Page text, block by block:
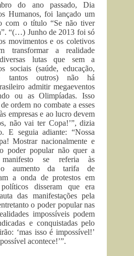
do ano passado, Dia
Humanos, foi lançado um
com o título “Se não tiver
“(…) Junho de 2013 foi só
movimentos e os coletivos
transformar a realidade
lutas que sem a
sociais (saúde, educação,
tantos outros) não há
admitir megaeventos
ou as Olimpíadas. Isso
ordem no combate a esses
empresas e ao lucro devem
não vai ter Copa!’”, dizia
E seguia adiante: “Nossa
Mostrar nacionalmente e
poder popular não quer a
se referia às
o aumento da tarifa de
a onda de protestos em
disseram que era
das manifestações pela
o poder popular nas
impossíveis podem
e conquistadas pelo
‘mas isso é impossível!’
acontece!’”.